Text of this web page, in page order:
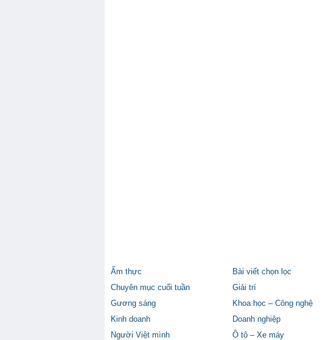
Ẩm thực Bài viết chọn lọc
Chuyên mục cuối tuần
Giải trí
Gương sáng
Khoa học – Công nghệ
Kinh doanh
Doanh nghiệp
Người Việt mình
Ô tô – Xe máy